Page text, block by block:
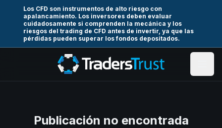
Los CFD son instrumentos de alto riesgo con
apalancamiento. Los inversores deben evaluar
cuidadosamente si comprenden la mecánica y los
riesgos del trading de CFD antes de invertir, ya que las
pérdidas pueden superar los fondos depositados.
Publicación no encontrada